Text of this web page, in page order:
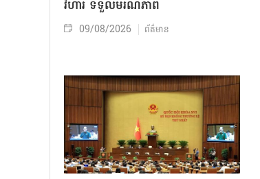
វិហារ ទទួលមរណភាព
09/08/2026 ព័ត៌មាន